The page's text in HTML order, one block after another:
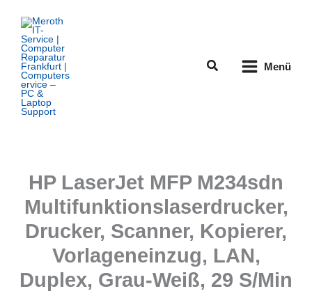
Inhalt
springen
Suchen Menü
HP LaserJet MFP M234sdn
Multifunktionslaserdrucker,
Drucker, Scanner, Kopierer,
Vorlageneinzug, LAN,
Duplex, Grau-Weiß, 29 S/Min